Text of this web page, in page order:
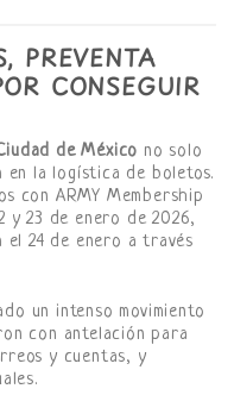
PREVENTA
CONSEGUIR
de México no solo
en la logística de boletos.
con ARMY Membership
y 23 de enero de 2026,
el 24 de enero a través
un intenso movimiento
con antelación para
y cuentas, y